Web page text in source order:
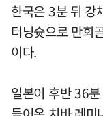
한국은 3분 뒤 강
터닝슛으로 만회
이다.
일본이 후반 36